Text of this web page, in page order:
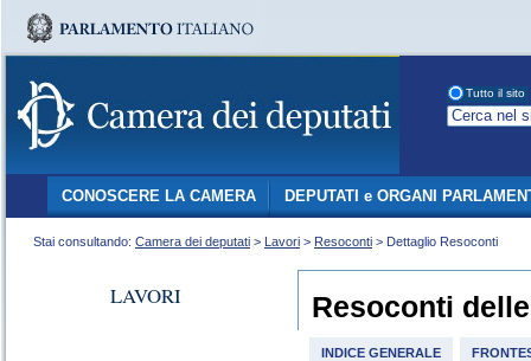
Tutto il sito
CONOSCERE LA CAMERA DEPUTATI e ORGANI
Stai consultando: Camera dei deputati > Lavori > Resoconti > Dettaglio Resoconti
LAVORI Resoconti
INDICE GENERALE